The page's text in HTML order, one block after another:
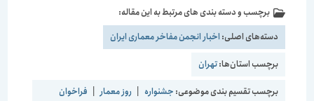
برچسب و دسته بندی های مرتبط به این مقاله:
دسته‌های اصلی:اخبار انجمن مفاخر معماری ایران
برچسب استان‌ها:تهران
برچسب تقسیم بندی موضوعی:جشنواره | روز معمار |
فراخوان